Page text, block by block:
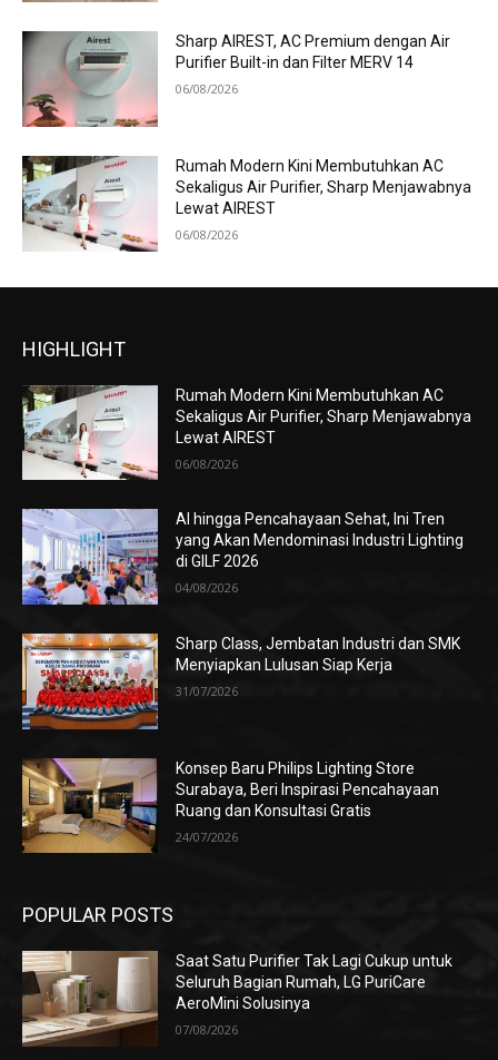
Sharp AIREST, AC Premium dengan Air
Purifier Built-in dan Filter MERV 14
06/08/2026
Rumah Modern Kini Membutuhkan AC
Sekaligus Air Purifier, Sharp Menjawabnya
Lewat AIREST
06/08/2026
HIGHLIGHT
Rumah Modern Kini Membutuhkan AC
Sekaligus Air Purifier, Sharp Menjawabnya
Lewat AIREST
06/08/2026
AI hingga Pencahayaan Sehat, Ini Tren
yang Akan Mendominasi Industri Lighting
di GILF 2026
04/08/2026
Sharp Class, Jembatan Industri dan SMK
Menyiapkan Lulusan Siap Kerja
31/07/2026
Konsep Baru Philips Lighting Store
Surabaya, Beri Inspirasi Pencahayaan
Ruang dan Konsultasi Gratis
24/07/2026
POPULAR POSTS
Saat Satu Purifier Tak Lagi Cukup untuk
Seluruh Bagian Rumah, LG PuriCare
AeroMini Solusinya
07/08/2026